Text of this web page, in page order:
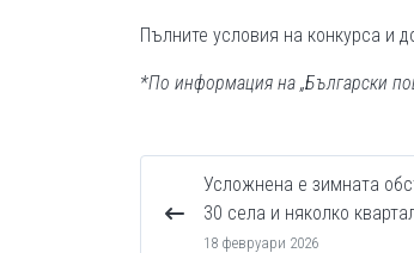
Пълните условия на конкурса и
*По информация на „Български
Усложнена е зимната
30 села и няколко
18 февруари 2026